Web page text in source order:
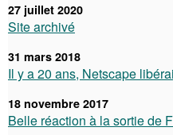
27 juillet 2020
Site archivé
31 mars 2018
Il y a 20 ans, Netscape
18 novembre 2017
Belle réaction à la sortie de